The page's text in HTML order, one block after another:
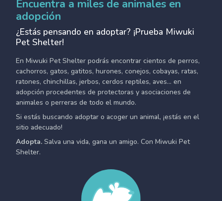
Encuentra a miles de animales en
adopción
¿Estás pensando en adoptar? ¡Prueba Miwuki
Pet Shelter!
En Miwuki Pet Shelter podrás encontrar cientos de perros,
cachorros, gatos, gatitos, hurones, conejos, cobayas, ratas,
ratones, chinchillas, jerbos, cerdos reptiles, aves... en
adopción procedentes de protectoras y asociaciones de
animales o perreras de todo el mundo.
Si estás buscando adoptar o acoger un animal, ¡estás en el
sitio adecuado!
Adopta. Salva una vida, gana un amigo. Con Miwuki Pet
Shelter.